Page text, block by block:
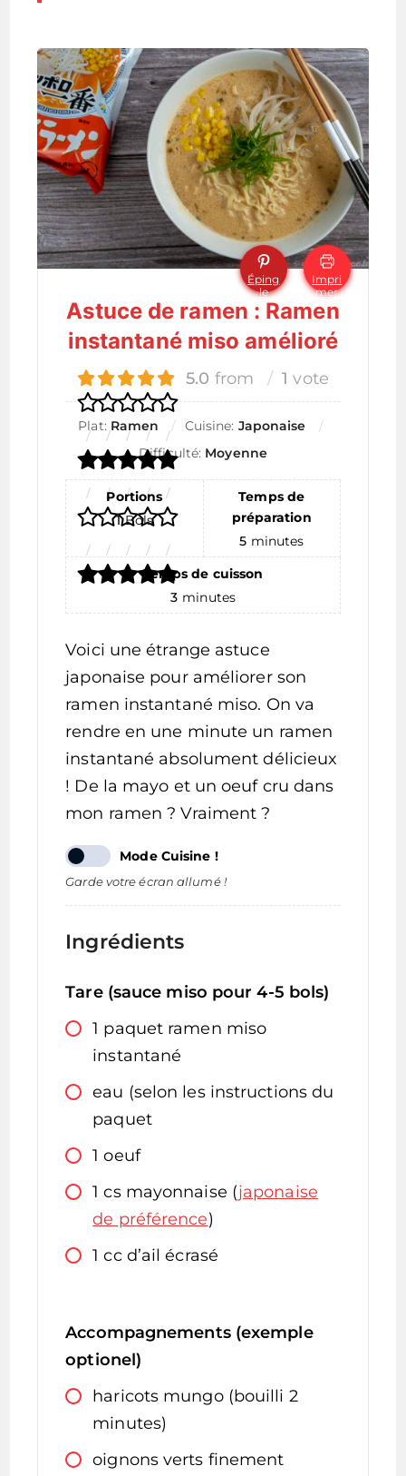
Éping
le
Impri
mer
Astuce de ramen : Ramen
instantané miso amélioré
5.0 from 1 vote
Plat: Ramen Cuisine: Japonaise
Difficulté: Moyenne
Portions
1 Bols
Temps de
préparation
5 minutes
Temps de cuisson
3 minutes
Voici une étrange astuce
japonaise pour améliorer son
ramen instantané miso. On va
rendre en une minute un ramen
instantané absolument délicieux
! De la mayo et un oeuf cru dans
mon ramen ? Vraiment ?
Mode Cuisine !
Garde votre écran allumé !
Ingrédients
Tare (sauce miso pour 4-5 bols)
1 paquet ramen miso
instantané
eau (selon les instructions du
paquet
1 oeuf
1 cs mayonnaise (japonaise
de préférence)
1 cc d’ail écrasé
Accompagnements (exemple
optionel)
haricots mungo (bouilli 2
minutes)
oignons verts finement